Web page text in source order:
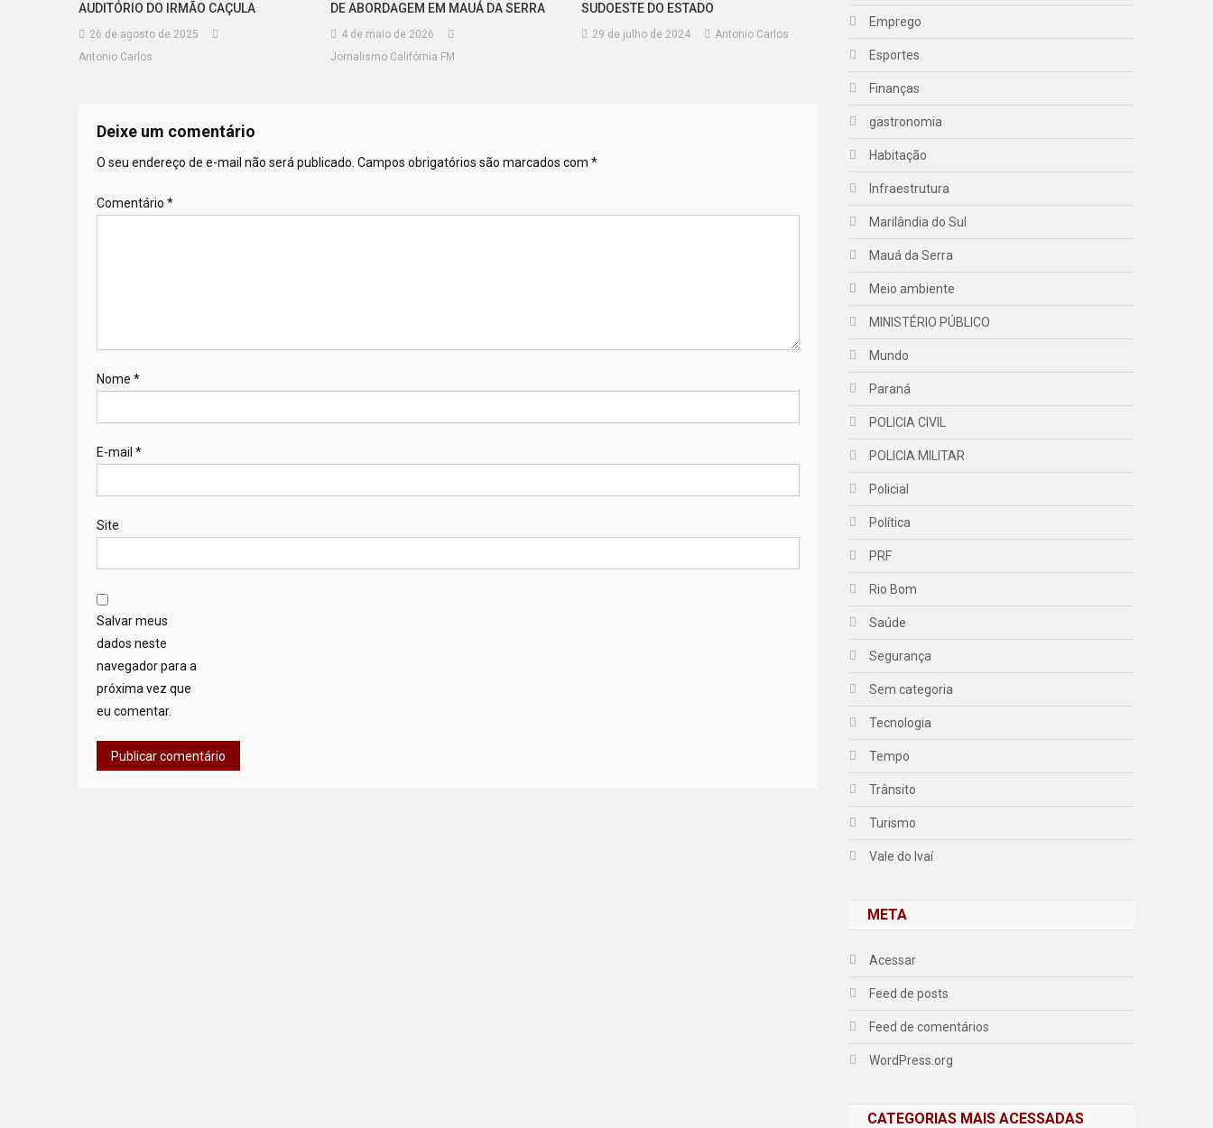
AUDITÓRIO DO IRMÃO CAÇULA
26 de agosto de 2025
Antonio Carlos
DE ABORDAGEM EM MAUÁ DA SERRA
4 de maio de 2026
Jornalismo Califórnia FM
SUDOESTE DO ESTADO
29 de julho de 2024 Antonio Carlos
Deixe um comentário
O seu endereço de e-mail não será publicado. Campos obrigatórios são marcados com *
Comentário *
Nome *
E-mail *
Site
Salvar meus
dados neste
navegador para a
próxima vez que
eu comentar.
Emprego
Esportes
Finanças
gastronomia
Habitação
Infraestrutura
Marilândia do Sul
Mauá da Serra
Meio ambiente
MINISTÉRIO PÚBLICO
Mundo
Paraná
POLICIA CIVIL
POLICIA MILITAR
Policial
Política
PRF
Rio Bom
Saúde
Segurança
Sem categoria
Tecnologia
Tempo
Trânsito
Turismo
Vale do Ivaí
META
Acessar
Feed de posts
Feed de comentários
WordPress.org
CATEGORIAS MAIS ACESSADAS